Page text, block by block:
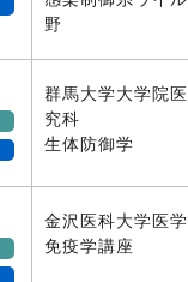
野
群馬大学大学院
究科
生体防御学
金沢医科大学医
免疫学講座